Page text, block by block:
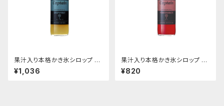
果汁入り本格かき氷シロップ グ
レープフルーツ 600ｍｌビン
¥1,036
果汁入り本格かき氷シロップ ザ
クロ 600ｍｌビン
¥820